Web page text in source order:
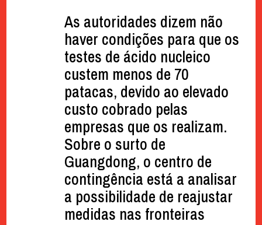
As autoridades dizem não
haver condições para que os
testes de ácido nucleico
custem menos de 70
patacas, devido ao elevado
custo cobrado pelas
empresas que os realizam.
Sobre o surto de
Guangdong, o centro de
contingência está a analisar
a possibilidade de reajustar
medidas nas fronteiras